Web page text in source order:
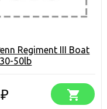
Regiment III Boat
50lb
₽